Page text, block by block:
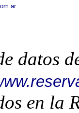
datos
en la